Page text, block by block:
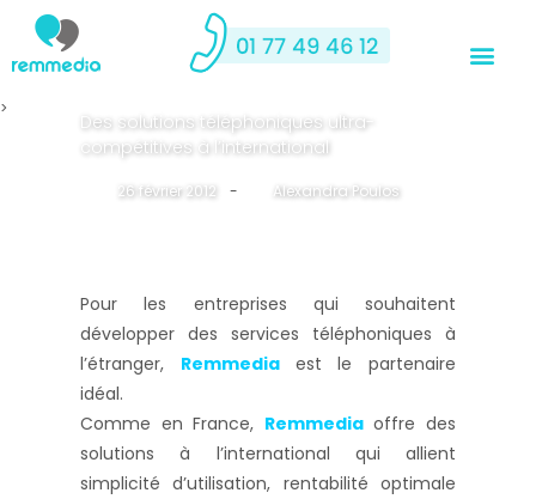
>
Des solutions téléphoniques ultra-
compétitives à l’international
26 février 2012 - Alexandra Poulos
Pour les entreprises qui souhaitent
développer des services téléphoniques à
l’étranger, Remmediaest le partenaire
idéal.
Comme en France, Remmediaoffre des
solutions à l’international qui allient
simplicité d’utilisation, rentabilité optimale